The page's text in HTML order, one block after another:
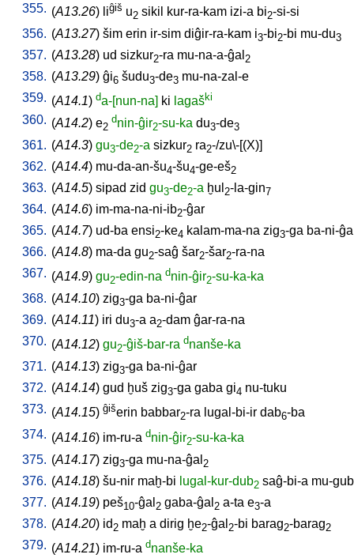
355. (A13.26) liĝiš u2 sikil kur-ra-kam izi-a bi2-si-si
356. (A13.27) šim erin ir-sim diĝir-ra-kam i3-bi2-bi mu-du3
357. (A13.28) ud sizkur2-ra mu-na-a-ĝal 2
358. (A13.29) ĝi6 šudu3-de3 mu-na-zal-e
359. (A14.1) da-[nun-na] ki lagaški
360. (A14.2) e2
dnin-ĝir2-su-ka du3-de3
361. (A14.3) gu3-de2-a sizkur2 ra2-/zu\-[(X)]
362. (A14.4) mu-da-an-šu4-šu4-ge-eš2
363. (A14.5) sipad zid gu3-de2-a ḫul 2-la-gin7
364. (A14.6) im-ma-na-ni-ib2-ĝar
365. (A14.7) ud-ba ensi2-ke4 kalam-ma-na zig3-ga ba-ni-
366. (A14.8) ma-da gu2-saĝ šar2-šar2-ra-na
367. (A14.9) gu2-edin-na dnin-ĝir2-su-ka-ka
368. (A14.10) zig3-ga ba-ni-ĝar
369. (A14.11) iri du3-a a2-dam ĝar-ra-na
370. (A14.12) gu2-ĝiš-bar-ra dnanše-ka
371. (A14.13) zig3-ga ba-ni-ĝar
372. (A14.14) gud ḫuš zig3-ga gaba gi4 nu-tuku
373. (A14.15) ĝišerin babbar2-ra lugal-bi-ir dab6-ba
374. (A14.16) im-ru-a dnin-ĝir2-su-ka-ka
375. (A14.17) zig3-ga mu-na-ĝal 2
376. (A14.18) šu-nir maḫ-bi lugal-kur-dub2 saĝ-bi-a mu-gub
377. (A14.19) peš10-ĝal 2 gaba-ĝal 2 a-ta e3-a
378. (A14.20) id 2 maḫ a dirig ḫe2-ĝal 2-bi barag2-barag2
379. (A14.21) im-ru-a dnanše-ka